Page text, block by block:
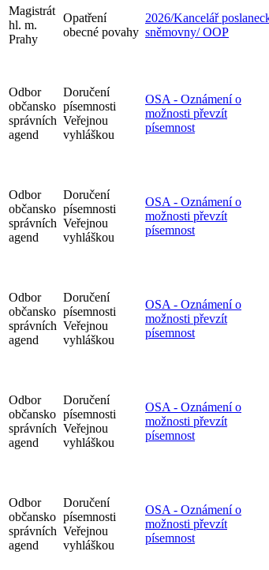
Magistrát
hl. m.
Prahy
Opatření
obecné povahy
2026/Kancelář
sněmovny/ OOP
Odbor
občansko
správních
agend
Doručení
písemnosti
Veřejnou
vyhláškou
OSA - Oznámení o
možnosti převzít
písemnost
Odbor
občansko
správních
agend
Doručení
písemnosti
Veřejnou
vyhláškou
OSA - Oznámení o
možnosti převzít
písemnost
Odbor
občansko
správních
agend
Doručení
písemnosti
Veřejnou
vyhláškou
OSA - Oznámení o
možnosti převzít
písemnost
Odbor
občansko
správních
agend
Doručení
písemnosti
Veřejnou
vyhláškou
OSA - Oznámení o
možnosti převzít
písemnost
Odbor
občansko
správních
agend
Doručení
písemnosti
Veřejnou
vyhláškou
OSA - Oznámení o
možnosti převzít
písemnost